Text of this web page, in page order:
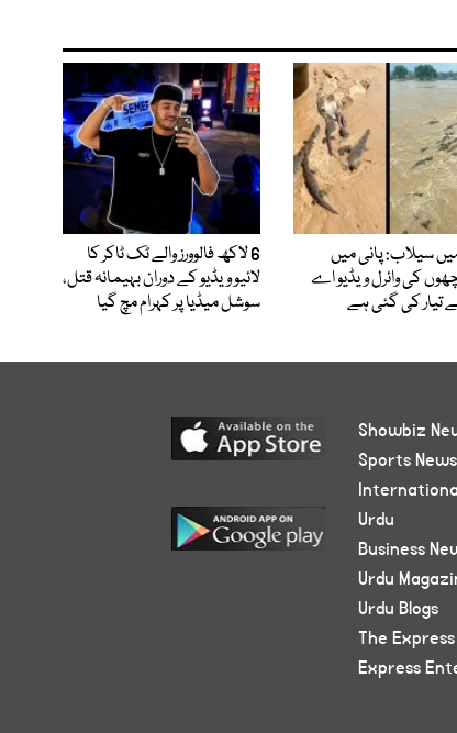
سیلاب: پانی میں
کی وائرل ویڈیو اے
تیار کی گئی ہے
6 لاکھ فالوورز والے ٹک ٹاکر کا
لائیو ویڈیو کے دوران بہیمانہ قتل،
سوشل میڈیا پر کہرام مچ گیا
Showbiz
Sports
Urdu
Business
Urdu
Urdu Blogs
The
Express